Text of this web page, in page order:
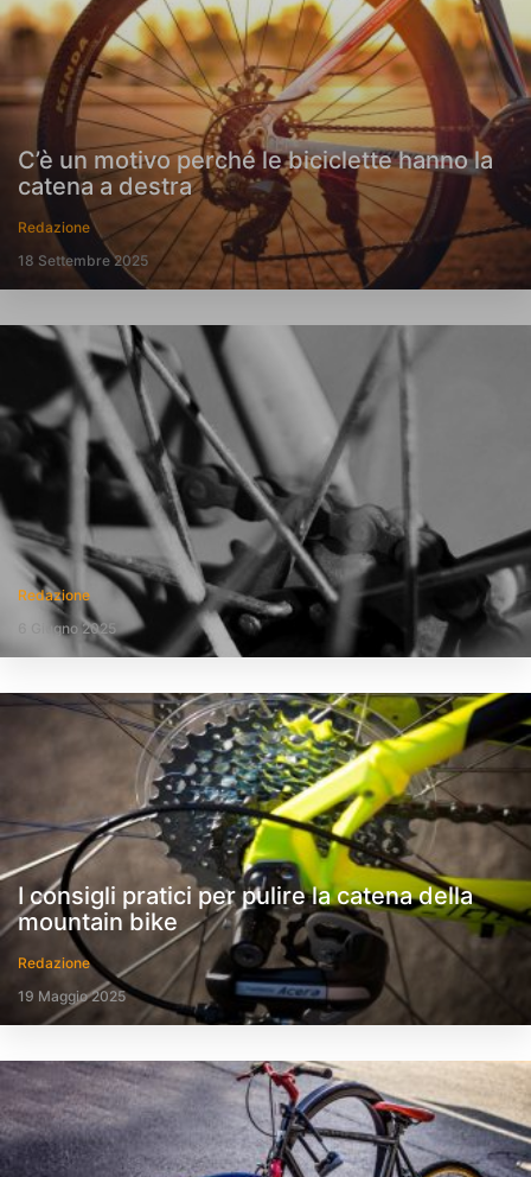
C’è un motivo perché le biciclette hanno la
catena a destra
Redazione
18 Settembre 2025
Redazione
6 Giugno 2025
I consigli pratici per pulire la catena della
mountain bike
Redazione
19 Maggio 2025